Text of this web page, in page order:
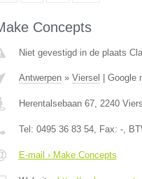
Concepts
Niet gevestigd in de plaats
Antwerpen» Viersel Google
Herentalsebaan 67, 2240
Tel: 0495 36 83 54, Fax: -,
E-mail › Make Concepts